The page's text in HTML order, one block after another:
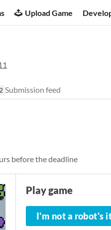
Upload Game
2 Submission feed
before the deadline
Play game
I'm not a robot's